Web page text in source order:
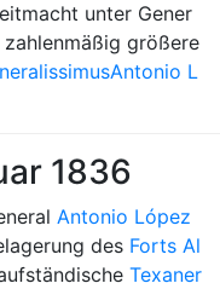
unter Gener
größere
Antonio L
1836
Antonio López
des Forts Al
Texaner